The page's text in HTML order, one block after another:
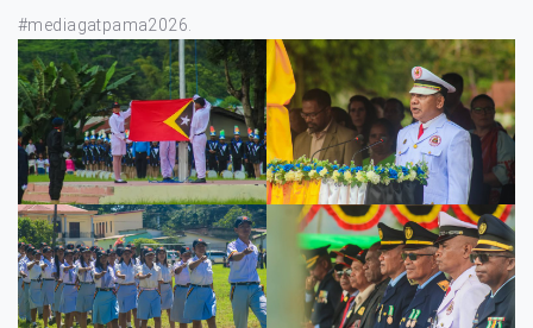
#mediagatpama2026